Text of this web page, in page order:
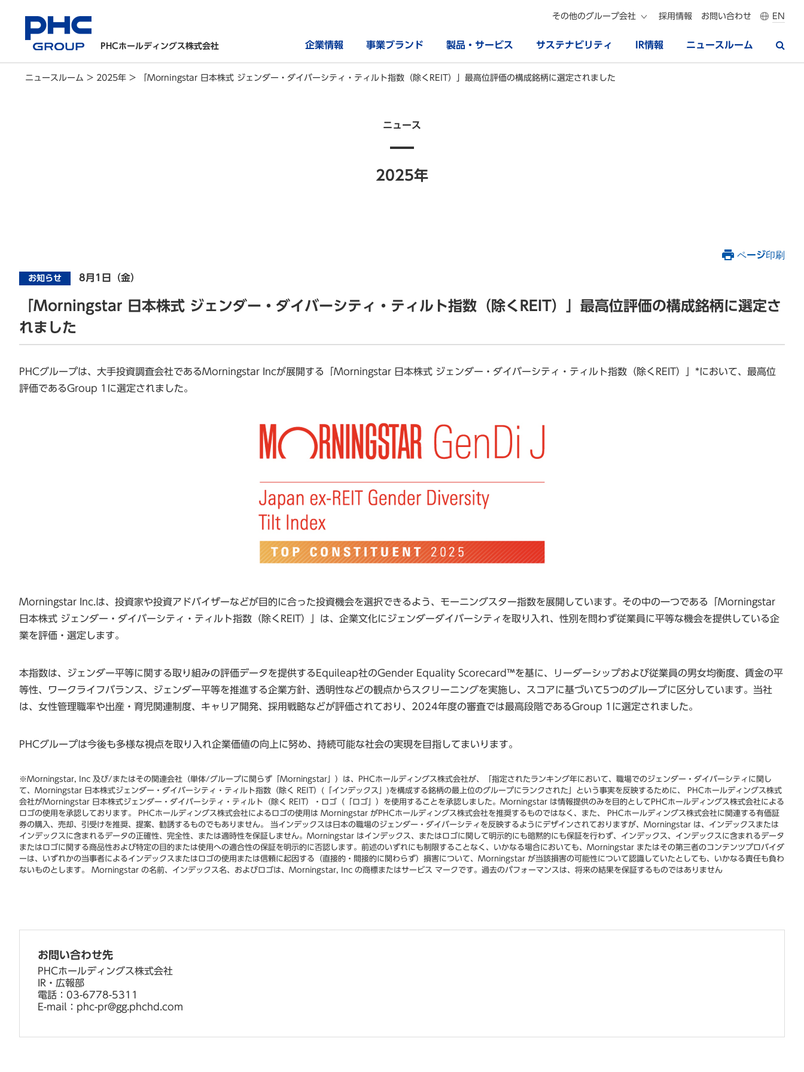
PHCホールディングス株式会社 企業情報 事業ブランド 製品・サービス サステナビリティ IR情報 ニュースルーム
その他のグループ会社 採用情報 お問い合わせ EN
ニュースルーム > 2025年 > 「Morningstar 日本株式 ジェンダー・ダイバーシティ・ティルト指数（除くREIT）」最高位評価の構成銘柄に選定されました
ニュース
2025年
ページ印刷
お知らせ 8月1日（金）
「Morningstar 日本株式 ジェンダー・ダイバーシティ・ティルト指数（除くREIT）」最高位評価の構成銘柄に選定さ
れました
PHCグループは、大手投資調査会社であるMorningstar Incが展開する「Morningstar 日本株式 ジェンダー・ダイバーシティ・ティルト指数（除くREIT）」*において、最高位
評価であるGroup 1に選定されました。
Morningstar Inc.は、投資家や投資アドバイザーなどが目的に合った投資機会を選択できるよう、モーニングスター指数を展開しています。その中の一つである「Morningstar
日本株式 ジェンダー・ダイバーシティ・ティルト指数（除くREIT）」は、企業文化にジェンダーダイバーシティを取り入れ、性別を問わず従業員に平等な機会を提供している企
業を評価・選定します。
本指数は、ジェンダー平等に関する取り組みの評価データを提供するEquileap社のGender Equality Scorecard™を基に、リーダーシップおよび従業員の男女均衡度、賃金の平
等性、ワークライフバランス、ジェンダー平等を推進する企業方針、透明性などの観点からスクリーニングを実施し、スコアに基づいて5つのグループに区分しています。当社
は、女性管理職率や出産・育児関連制度、キャリア開発、採用戦略などが評価されており、2024年度の審査では最高段階であるGroup 1に選定されました。
PHCグループは今後も多様な視点を取り入れ企業価値の向上に努め、持続可能な社会の実現を目指してまいります。
※Morningstar, Inc 及び/またはその関連会社（単体/グループに関らず「Morningstar」）は、PHCホールディングス株式会社が、「指定されたランキング年において、職場でのジェンダー・ダイバーシティに関し
て、Morningstar 日本株式ジェンダー・ダイバーシティ・ティルト指数（除く REIT）(「インデックス」)を構成する銘柄の最上位のグループにランクされた」という事実を反映するために、 PHCホールディングス株式
会社がMorningstar 日本株式ジェンダー・ダイバーシティ・ティルト（除く REIT）・ロゴ（「ロゴ」）を使用することを承認しました。Morningstar は情報提供のみを目的としてPHCホールディングス株式会社による
ロゴの使用を承認しております。 PHCホールディングス株式会社によるロゴの使用は Morningstar がPHCホールディングス株式会社を推奨するものではなく、また、 PHCホールディングス株式会社に関連する有価証
券の購入、売却、引受けを推奨、提案、勧誘するものでもありません。 当インデックスは日本の職場のジェンダー・ダイバーシティを反映するようにデザインされておりますが、Morningstar は、インデックスまたは
インデックスに含まれるデータの正確性、完全性、または適時性を保証しません。Morningstar はインデックス、またはロゴに関して明示的にも暗黙的にも保証を行わず、インデックス、インデックスに含まれるデータ
またはロゴに関する商品性および特定の目的または使用への適合性の保証を明示的に否認します。前述のいずれにも制限することなく、いかなる場合においても、Morningstar またはその第三者のコンテンツプロバイダ
ーは、いずれかの当事者によるインデックスまたはロゴの使用または信頼に起因する（直接的・間接的に関わらず）損害について、Morningstar が当該損害の可能性について認識していたとしても、いかなる責任も負わ
ないものとします。 Morningstar の名前、インデックス名、およびロゴは、Morningstar, Inc の商標またはサービス マークです。過去のパフォーマンスは、将来の結果を保証するものではありません
お問い合わせ先
PHCホールディングス株式会社
IR・広報部
電話：03-6778-5311
E-mail：phc-pr@gg.phchd.com